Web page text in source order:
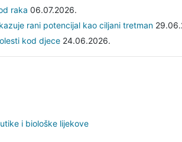
raka 06.07.2026.
rani potencijal kao ciljani tretman
kod djece24.06.2026.
i biološke lijekove